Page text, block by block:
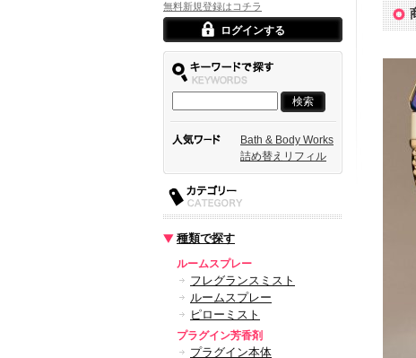
無料新規登録はコチラ
ログインする
Bath & Body Works
詰め替えリフィル
種類で探す
ルームスプレー
フレグランスミスト
ルームスプレー
ピローミスト
プラグイン芳香剤
プラグイン本体